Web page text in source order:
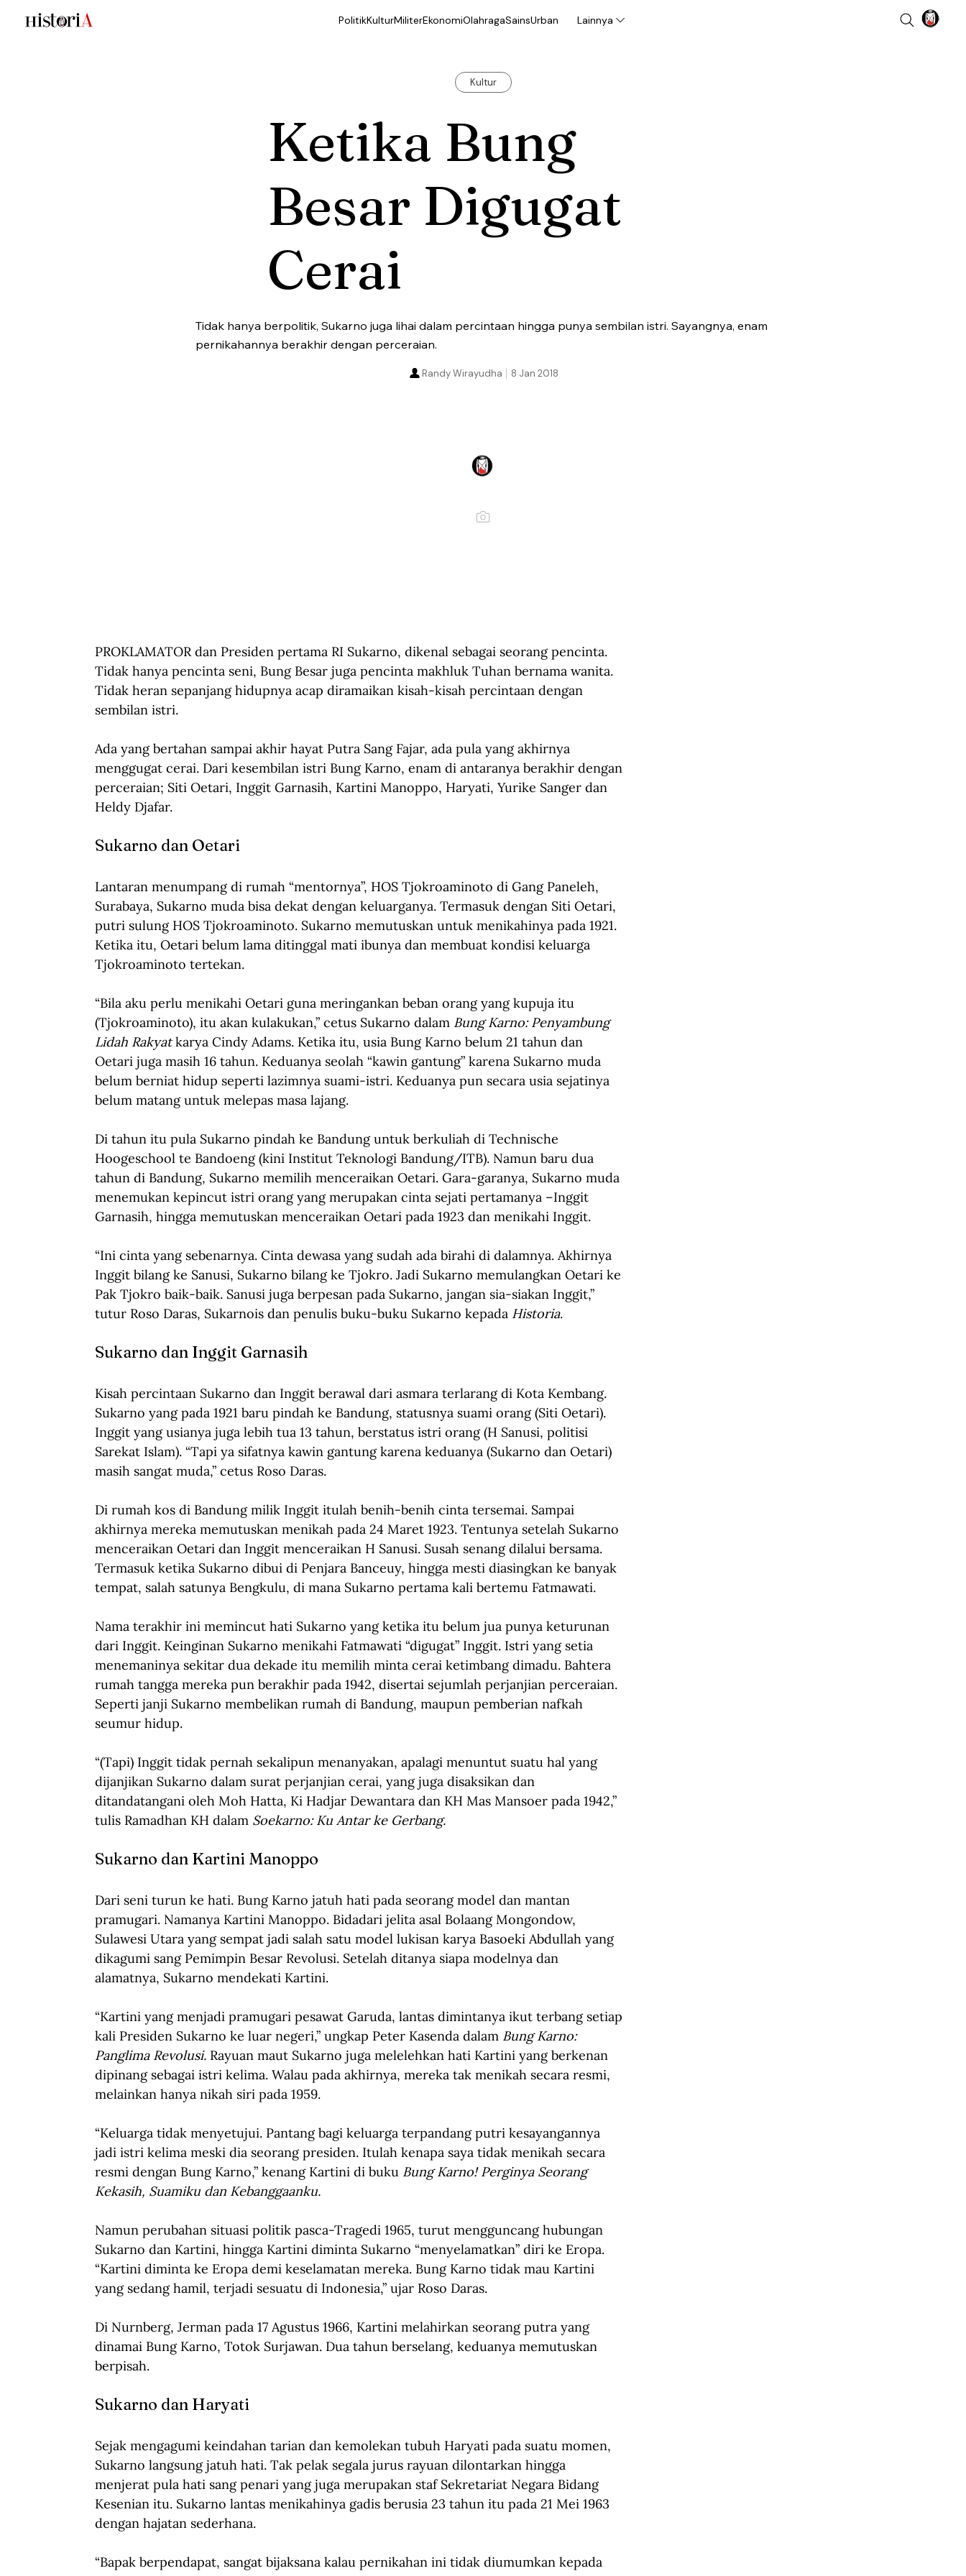
PolitikKulturMiliterEkonomiOlahragaSainsUrban Lainnya
Kultur
Ketika Bung
Besar Digugat
Cerai
Tidak hanya berpolitik, Sukarno juga lihai dalam percintaan hingga punya sembilan istri. Sayangnya, enam
pernikahannya berakhir dengan perceraian.
8 Jan 2018
Randy Wirayudha
PROKLAMATOR dan Presiden pertama RI Sukarno, dikenal sebagai seorang pencinta.
Tidak hanya pencinta seni, Bung Besar juga pencinta makhluk Tuhan bernama wanita.
Tidak heran sepanjang hidupnya acap diramaikan kisah-kisah percintaan dengan
sembilan istri.
Ada yang bertahan sampai akhir hayat Putra Sang Fajar, ada pula yang akhirnya
menggugat cerai. Dari kesembilan istri Bung Karno, enam di antaranya berakhir dengan
perceraian; Siti Oetari, Inggit Garnasih, Kartini Manoppo, Haryati, Yurike Sanger dan
Heldy Djafar.
Sukarno dan Oetari
Lantaran menumpang di rumah “mentornya”, HOS Tjokroaminoto di Gang Paneleh,
Surabaya, Sukarno muda bisa dekat dengan keluarganya. Termasuk dengan Siti Oetari,
putri sulung HOS Tjokroaminoto. Sukarno memutuskan untuk menikahinya pada 1921.
Ketika itu, Oetari belum lama ditinggal mati ibunya dan membuat kondisi keluarga
Tjokroaminoto tertekan.
“Bila aku perlu menikahi Oetari guna meringankan beban orang yang kupuja itu
(Tjokroaminoto), itu akan kulakukan,” cetus Sukarno dalam Bung Karno: Penyambung
Lidah Rakyat karya Cindy Adams. Ketika itu, usia Bung Karno belum 21 tahun dan
Oetari juga masih 16 tahun. Keduanya seolah “kawin gantung” karena Sukarno muda
belum berniat hidup seperti lazimnya suami-istri. Keduanya pun secara usia sejatinya
belum matang untuk melepas masa lajang.
Di tahun itu pula Sukarno pindah ke Bandung untuk berkuliah di Technische
Hoogeschool te Bandoeng (kini Institut Teknologi Bandung/ITB). Namun baru dua
tahun di Bandung, Sukarno memilih menceraikan Oetari. Gara-garanya, Sukarno muda
menemukan kepincut istri orang yang merupakan cinta sejati pertamanya –Inggit
Garnasih, hingga memutuskan menceraikan Oetari pada 1923 dan menikahi Inggit.
“Ini cinta yang sebenarnya. Cinta dewasa yang sudah ada birahi di dalamnya. Akhirnya
Inggit bilang ke Sanusi, Sukarno bilang ke Tjokro. Jadi Sukarno memulangkan Oetari ke
Pak Tjokro baik-baik. Sanusi juga berpesan pada Sukarno, jangan sia-siakan Inggit,”
tutur Roso Daras, Sukarnois dan penulis buku-buku Sukarno kepada Historia.
Sukarno dan Inggit Garnasih
Kisah percintaan Sukarno dan Inggit berawal dari asmara terlarang di Kota Kembang.
Sukarno yang pada 1921 baru pindah ke Bandung, statusnya suami orang (Siti Oetari).
Inggit yang usianya juga lebih tua 13 tahun, berstatus istri orang (H Sanusi, politisi
Sarekat Islam). “Tapi ya sifatnya kawin gantung karena keduanya (Sukarno dan Oetari)
masih sangat muda,” cetus Roso Daras.
Di rumah kos di Bandung milik Inggit itulah benih-benih cinta tersemai. Sampai
akhirnya mereka memutuskan menikah pada 24 Maret 1923. Tentunya setelah Sukarno
menceraikan Oetari dan Inggit menceraikan H Sanusi. Susah senang dilalui bersama.
Termasuk ketika Sukarno dibui di Penjara Banceuy, hingga mesti diasingkan ke banyak
tempat, salah satunya Bengkulu, di mana Sukarno pertama kali bertemu Fatmawati.
Nama terakhir ini memincut hati Sukarno yang ketika itu belum jua punya keturunan
dari Inggit. Keinginan Sukarno menikahi Fatmawati “digugat” Inggit. Istri yang setia
menemaninya sekitar dua dekade itu memilih minta cerai ketimbang dimadu. Bahtera
rumah tangga mereka pun berakhir pada 1942, disertai sejumlah perjanjian perceraian.
Seperti janji Sukarno membelikan rumah di Bandung, maupun pemberian nafkah
seumur hidup.
“(Tapi) Inggit tidak pernah sekalipun menanyakan, apalagi menuntut suatu hal yang
dijanjikan Sukarno dalam surat perjanjian cerai, yang juga disaksikan dan
ditandatangani oleh Moh Hatta, Ki Hadjar Dewantara dan KH Mas Mansoer pada 1942,”
tulis Ramadhan KH dalam Soekarno: Ku Antar ke Gerbang.
Sukarno dan Kartini Manoppo
Dari seni turun ke hati. Bung Karno jatuh hati pada seorang model dan mantan
pramugari. Namanya Kartini Manoppo. Bidadari jelita asal Bolaang Mongondow,
Sulawesi Utara yang sempat jadi salah satu model lukisan karya Basoeki Abdullah yang
dikagumi sang Pemimpin Besar Revolusi. Setelah ditanya siapa modelnya dan
alamatnya, Sukarno mendekati Kartini.
“Kartini yang menjadi pramugari pesawat Garuda, lantas dimintanya ikut terbang setiap
kali Presiden Sukarno ke luar negeri,” ungkap Peter Kasenda dalam Bung Karno:
Panglima Revolusi. Rayuan maut Sukarno juga melelehkan hati Kartini yang berkenan
dipinang sebagai istri kelima. Walau pada akhirnya, mereka tak menikah secara resmi,
melainkan hanya nikah siri pada 1959.
“Keluarga tidak menyetujui. Pantang bagi keluarga terpandang putri kesayangannya
jadi istri kelima meski dia seorang presiden. Itulah kenapa saya tidak menikah secara
resmi dengan Bung Karno,” kenang Kartini di buku Bung Karno! Perginya Seorang
Kekasih, Suamiku dan Kebanggaanku.
Namun perubahan situasi politik pasca-Tragedi 1965, turut mengguncang hubungan
Sukarno dan Kartini, hingga Kartini diminta Sukarno “menyelamatkan” diri ke Eropa.
“Kartini diminta ke Eropa demi keselamatan mereka. Bung Karno tidak mau Kartini
yang sedang hamil, terjadi sesuatu di Indonesia,” ujar Roso Daras.
Di Nurnberg, Jerman pada 17 Agustus 1966, Kartini melahirkan seorang putra yang
dinamai Bung Karno, Totok Surjawan. Dua tahun berselang, keduanya memutuskan
berpisah.
Sukarno dan Haryati
Sejak mengagumi keindahan tarian dan kemolekan tubuh Haryati pada suatu momen,
Sukarno langsung jatuh hati. Tak pelak segala jurus rayuan dilontarkan hingga
menjerat pula hati sang penari yang juga merupakan staf Sekretariat Negara Bidang
Kesenian itu. Sukarno lantas menikahinya gadis berusia 23 tahun itu pada 21 Mei 1963
dengan hajatan sederhana.
“Bapak berpendapat, sangat bijaksana kalau pernikahan ini tidak diumumkan kepada